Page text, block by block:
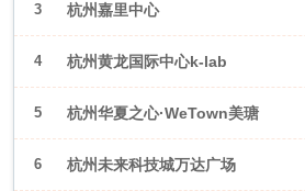
3 杭州嘉里中心
4 杭州黄龙国际中心k-lab
5 杭州华夏之心·WeTown美瑭
6 杭州未来科技城万达广场